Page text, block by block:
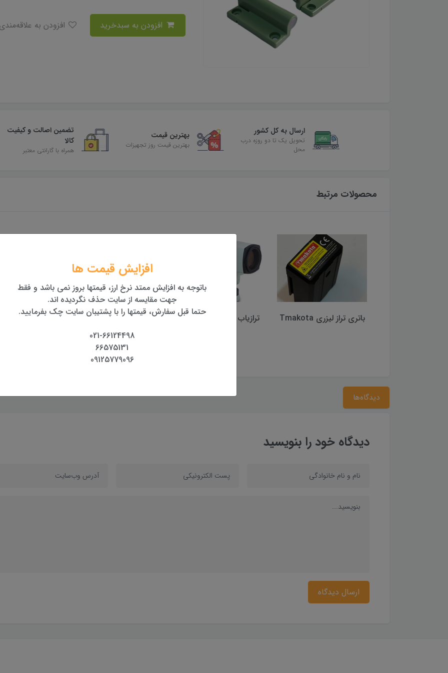
ارسال به کل کشور
تحویل یک تا دو روزه درب
محل
بهترین قیمت
بهترین قیمت روز تجهیزات
تضمین اصالت و کیفیت
کالا
همراه با گارانتی معتبر
محصولات مرتبط
باتری تراز لیزری Tmakota
ترازیاب سوکیا مدل Sokkia
باتری توتال لايكا سری TS
مدل GEB334
ترازیاب
دیدگاه‌ها
دیدگاه خود را بنویسید
ارسال دیدگاه
افزایش قیمت ها
باتوجه به افزایش ممتد نرخ ارز، قیمتها بروز نمی باشد و فقط
جهت مقایسه از سایت حذف نگردیده اند.
حتما قبل سفارش، قیمتها را با پشتیبان سایت چک بفرمایید.
021-66124498
66575131
09125779096